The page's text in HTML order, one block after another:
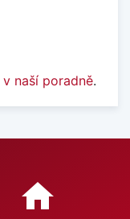
v naší poradně.
home